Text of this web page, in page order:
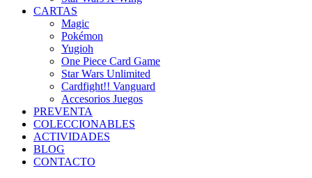
CARTAS
Magic
Pokémon
Yugioh
One Piece Card Game
Star Wars Unlimited
Cardfight!! Vanguard
Accesorios Juegos
PREVENTA
COLECCIONABLES
ACTIVIDADES
BLOG
CONTACTO